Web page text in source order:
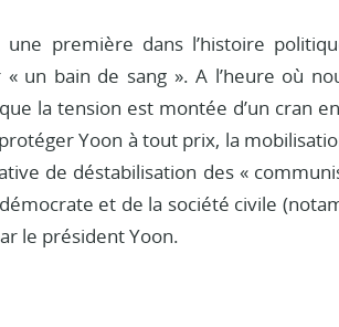
première dans l’histoire
un bain de sang ». A l’heure où
la tension est montée d’un cran
Yoon à tout prix, la
de déstabilisation des «
et de la société civile
le président Yoon.